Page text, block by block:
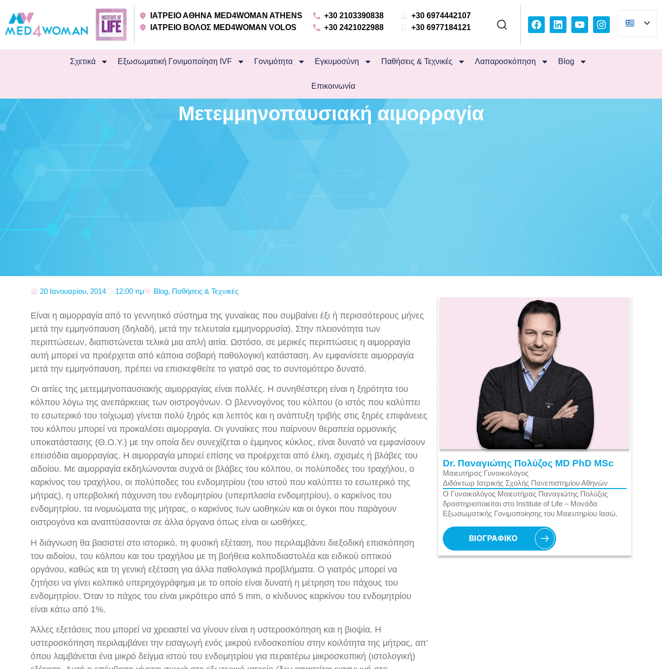
ΙΑΤΡΕΙΟ ΑΘΗΝΑ MED4WOMAN ATHENS
ΙΑΤΡΕΙΟ ΒΟΛΟΣ MED4WOMAN VOLOS
+30 2103390838
+30 2421022988
+30 6974442107
+30 6977184121
Σχετικά Εξωσωματική Γονιμοποίηση IVF Γονιμότητα Εγκυμοσύνη Παθήσεις & Τεχνικές Λαπαροσκόπηση Blog
Επικοινωνία
Μετεμμηνοπαυσιακή αιμορραγία
20 Ιανουαρίου, 2014 12:00 πμ Blog, Παθήσεις & Τεχνικές
Είναι η αιμορραγία από το γεννητικό σύστημα της γυναίκας που συμβαίνει έξι ή περισσότερους μήνες
μετά την εμμηνόπαυση (δηλαδή, μετά την τελευταία εμμηνορρυσία). Στην πλειονότητα των
περιπτώσεων, διαπιστώνεται τελικά μια απλή αιτία. Ωστόσο, σε μερικές περιπτώσεις η αιμορραγία
αυτή μπορεί να προέρχεται από κάποια σοβαρή παθολογική κατάσταση. Αν εμφανίσετε αιμορραγία
μετά την εμμηνόπαυση, πρέπει να επισκεφθείτε το γιατρό σας το συντομότερο δυνατό.
Οι αιτίες της μετεμμηνοπαυσιακής αιμορραγίας είναι πολλές. Η συνηθέστερη είναι η ξηρότητα του
κόλπου λόγω της ανεπάρκειας των οιστρογόνων. Ο βλεννογόνος του κόλπου (ο ιστός που καλύπτει
το εσωτερικό του τοίχωμα) γίνεται πολύ ξηρός και λεπτός και η ανάπτυξη τριβής στις ξηρές επιφάνειες
του κόλπου μπορεί να προκαλέσει αιμορραγία. Οι γυναίκες που παίρνουν θεραπεία ορμονικής
υποκατάστασης (Θ.Ο.Υ.) με την οποία δεν συνεχίζεται ο έμμηνος κύκλος, είναι δυνατό να εμφανίσουν
επεισόδια αιμορραγίας. Η αιμορραγία μπορεί επίσης να προέρχεται από έλκη, σχισμές ή βλάβες του
αιδοίου. Με αιμορραγία εκδηλώνονται συχνά οι βλάβες του κόλπου, οι πολύποδες του τραχήλου, ο
καρκίνος του τραχήλου, οι πολύποδες του ενδομητρίου (του ιστού που καλύπτει το εσωτερικό της
μήτρας), η υπερβολική πάχυνση του ενδομητρίου (υπερπλασία ενδομητρίου), ο καρκίνος του
ενδομητρίου, τα ινομυώματα της μήτρας, ο καρκίνος των ωοθηκών και οι όγκοι που παράγουν
οιστρογόνα και αναπτύσσονται σε άλλα όργανα όπως είναι οι ωοθήκες.
Η διάγνωση θα βασιστεί στο ιστορικό, τη φυσική εξέταση, που περιλαμβάνει διεξοδική επισκόπηση
του αιδοίου, του κόλπου και του τραχήλου με τη βοήθεια κολποδιαστολέα και ειδικού οπτικού
οργάνου, καθώς και τη γενική εξέταση για άλλα παθολογικά προβλήματα. Ο γιατρός μπορεί να
ζητήσει να γίνει κολπικό υπερηχογράφημα με το οποίο είναι δυνατή η μέτρηση του πάχους του
ενδομητρίου. Όταν το πάχος του είναι μικρότερο από 5 mm, ο κίνδυνος καρκίνου του ενδομητρίου
είναι κάτω από 1%.
Άλλες εξετάσεις που μπορεί να χρειαστεί να γίνουν είναι η υστεροσκόπηση και η βιοψία. Η
υστεροσκόπηση περιλαμβάνει την εισαγωγή ενός μικρού ενδοσκοπίου στην κοιλότητα της μήτρας, απ’
όπου λαμβάνεται ένα μικρό δείγμα ιστού του ενδομητρίου για περαιτέρω μικροσκοπική (ιστολογική)
Dr. Παναγιώτης Πολύζος MD PhD MSc
Μαιευτήρας Γυναικολόγος
Διδάκτωρ Ιατρικής Σχολής Πανεπιστημίου Αθηνών
Ο Γυναικολόγος Μαιευτήρας Παναγιώτης Πολύζος
δραστηριοποιείται στο Institute of Life – Μονάδα
Εξωσωματικής Γονιμοποίησης του Μαιευτηρίου Ιασώ.